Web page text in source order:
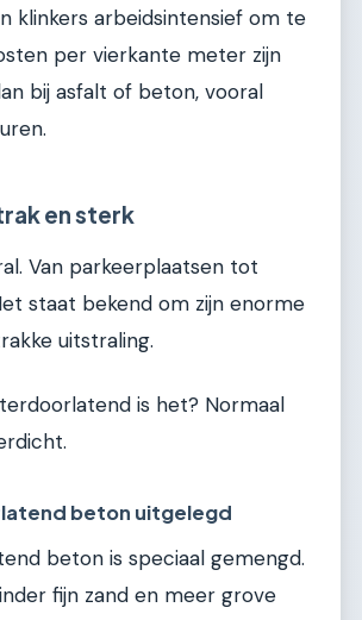
klinkers arbeidsintensief om te
per vierkante meter zijn
bij asfalt of beton, vooral
en sterk
Van parkeerplaatsen tot
staat bekend om zijn enorme
uitstraling.
is het? Normaal
beton uitgelegd
beton is speciaal gemengd.
fijn zand en meer grove